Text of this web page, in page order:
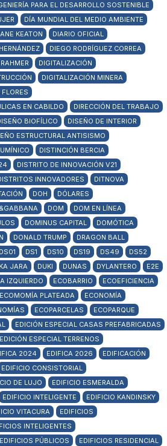
PARA EL DESARROLLO SOSTENIBLE
DÍA MUNDIAL DEL MEDIO AMBIENTE
KEATON
DIARIO OFICIAL
DIEGO RODRÍGUEZ CORREA
DIGITALIZACIÓN
DIGITALIZACIÓN MINERA
EN CABILDO
DIRECCIÓN DEL TRABAJO
BIOFÍLICO
DISEÑO DE INTERIOR
ESTRUCTURAL ANTISISMO
DISTINCIÓN BERCIA
DISTRITO DE INNOVACIÓN V21
INNOVADORES
DITNOVA
DOH
DÓLARES
DOM
DOM EN LÍNEA
DOMINUS CAPITAL
DOMÓTICA
DONALD TRUMP
DRAGON BALL
DS01 DS1 DS10 DS19 DS49
DS52
JARA DUKI DUNAS DYLANTERO
E2E
IZQUIERDO ECOBARRIO
ECOEFICIENCIA
ECOMOMÍA PLATEADA
ECONOMÍA
ECOPARCELAS
ECOPARQUE
EDICIÓN ESPECIAL CASAS PREFABRICADAS
EDICIÓN ESPECIAL TERRENOS
2024 EDIFICA 2026
EDIFICACIÓN
EDIFICIO CONSISTORIAL
DE LUJO
EDIFICIO ESMERALDA
EDIFICIO INTELIGENTE
EDIFICIO KANDINSKY
VITACURA
EDIFICIOS
INTELIGENTES
EDIFICIOS PÚBLICOS
EDIFICIOS RESIDENCIAL